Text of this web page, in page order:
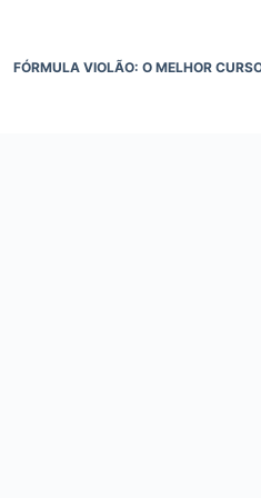
FÓRMULA VIOLÃO: O MELHOR